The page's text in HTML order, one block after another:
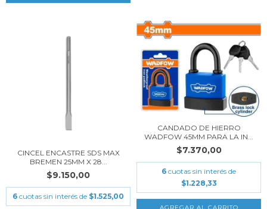
CINCEL ENCASTRE SDS MAX
BREMEN 25MM X 28...
$9.150,00
6 cuotas sin interés de $1.525,00
CANDADO DE HIERRO
WADFOW 45MM PARA LA IN...
$7.370,00
6 cuotas sin interés de
$1.228,33